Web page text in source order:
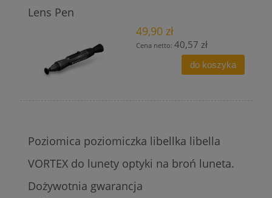
Lens Pen
49,90 zł
Cena netto: 40,57 zł
do koszyka
Poziomica poziomiczka libellka libella
VORTEX do lunety optyki na broń luneta.
Dożywotnia gwarancja